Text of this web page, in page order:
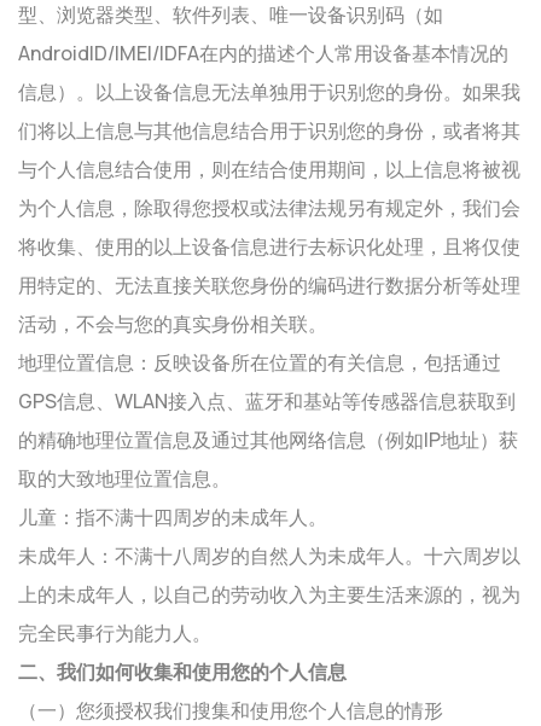
型、浏览器类型、软件列表、唯一设备识别码（如
AndroidID/IMEI/IDFA在内的描述个人常用设备基本情况的
信息）。以上设备信息无法单独用于识别您的身份。如果我
们将以上信息与其他信息结合用于识别您的身份，或者将其
与个人信息结合使用，则在结合使用期间，以上信息将被视
为个人信息，除取得您授权或法律法规另有规定外，我们会
将收集、使用的以上设备信息进行去标识化处理，且将仅使
用特定的、无法直接关联您身份的编码进行数据分析等处理
活动，不会与您的真实身份相关联。
地理位置信息：反映设备所在位置的有关信息，包括通过
GPS信息、WLAN接入点、蓝牙和基站等传感器信息获取到
的精确地理位置信息及通过其他网络信息（例如IP地址）获
取的大致地理位置信息。
儿童：指不满十四周岁的未成年人。
未成年人：不满十八周岁的自然人为未成年人。十六周岁以
上的未成年人，以自己的劳动收入为主要生活来源的，视为
完全民事行为能力人。
二、我们如何收集和使用您的个人信息
（一）您须授权我们搜集和使用您个人信息的情形